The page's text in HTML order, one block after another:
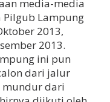
media-media
Pilgub Lampung
2013,
2013.
ini pun
dari jalur
mundur dari